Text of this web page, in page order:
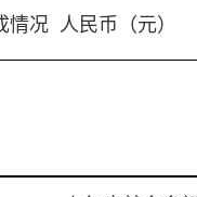
况 人民币（元）